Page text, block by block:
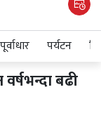
पूर्वाधार पर्यटन
बढी